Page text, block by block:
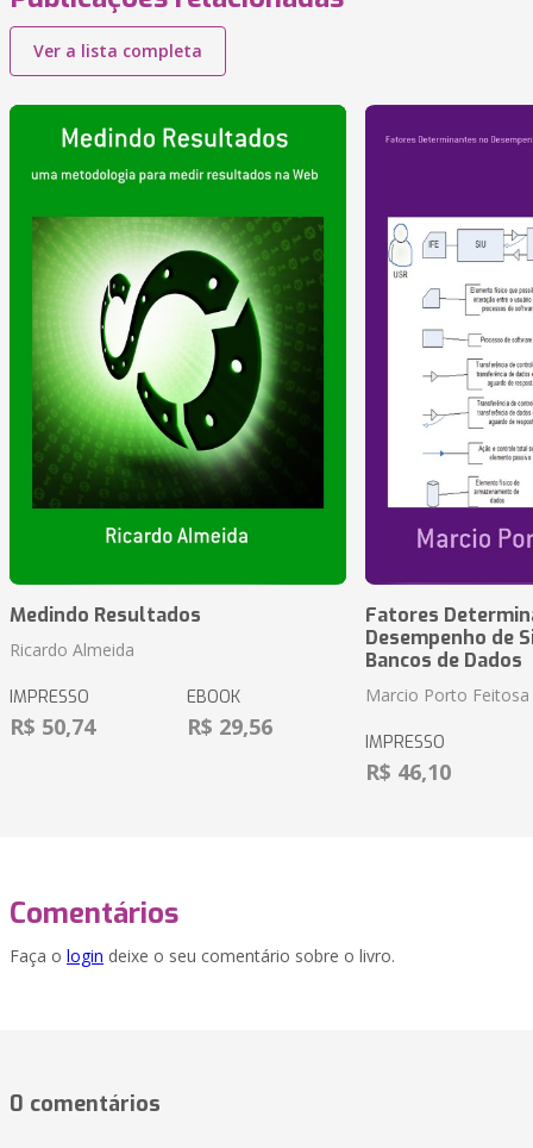
Ver a lista completa
Medindo Resultados
Ricardo Almeida
IMPRESSO
R$ 50,74
EBOOK
R$ 29,56
Fatores
Desempenho de
Bancos de Dados
Marcio Porto Feitosa
IMPRESSO
R$ 46,10
Comentários
Faça o login deixe o seu comentário sobre o livro.
0 comentários